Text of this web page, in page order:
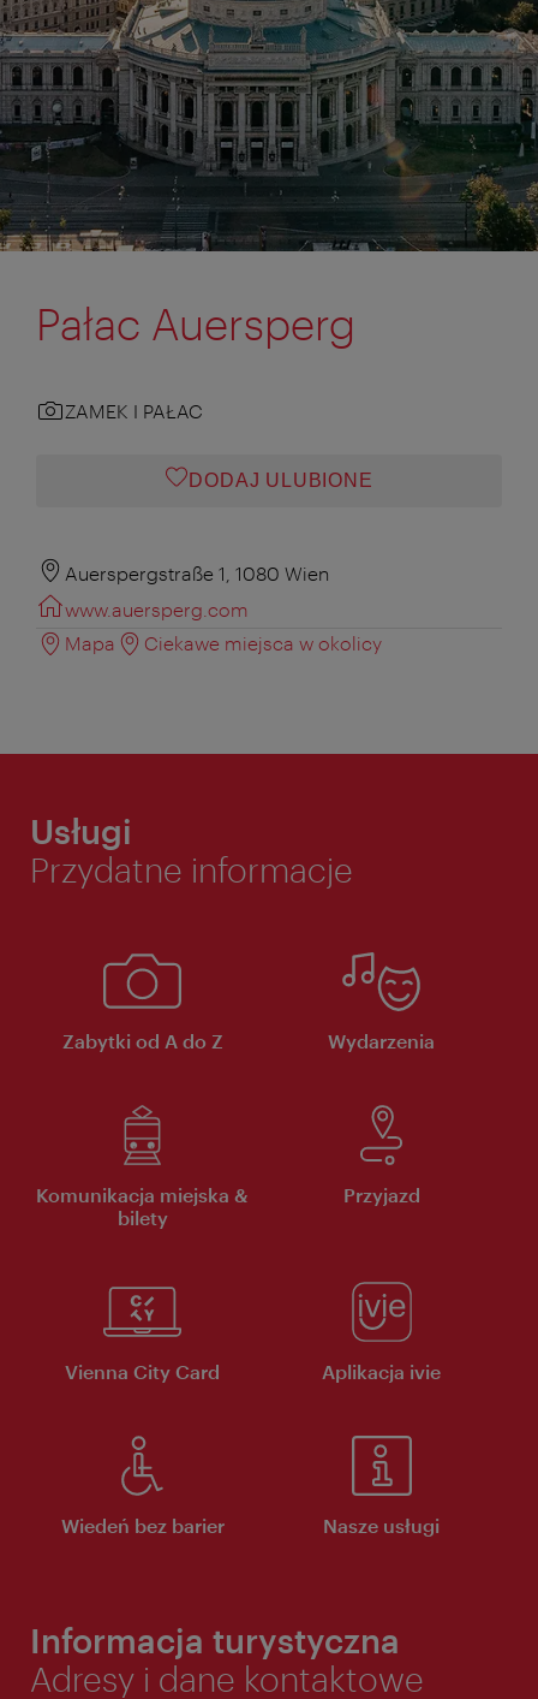
Pałac Auersperg
ZAMEK I PAŁAC
DODAJ ULUBIONE
Auerspergstraße 1, 1080 Wien
www.auersperg.com
Mapa
Ciekawe miejsca w okolicy
Usługi
Przydatne informacje
Zabytki od A do Z Wydarzenia
Komunikacja miejska &
bilety
Przyjazd
Vienna City Card Aplikacja ivie
Wiedeń bez barier Nasze usługi
Informacja turystyczna
Adresy i dane kontaktowe